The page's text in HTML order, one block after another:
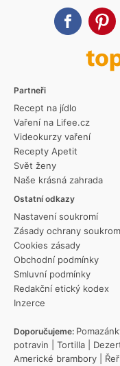
Partneři
Recept na jídlo
Vaření na Lifee.cz
Videokurzy vaření
Recepty Apetit
Svět ženy
Naše krásná zahrada
Ostatní odkazy
Nastavení soukromí
Zásady ochrany
Cookies zásady
Obchodní podmínky
Smluvní podmínky
Redakční etický kodex
Inzerce
Doporučujeme:
potravin
Tortilla
Americké brambory